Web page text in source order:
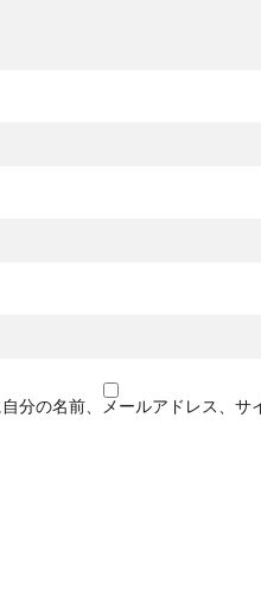
分の名前、メールアドレス、サ